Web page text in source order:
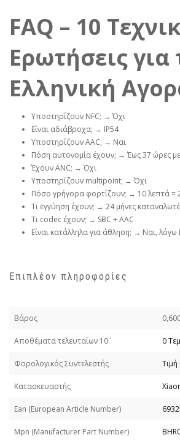
FAQ – 10
Ερωτήσεις για
Ελληνική
Υποστηρίζουν NFC; → Όχι
Είναι αδιάβροχα; → IP54
Υποστηρίζουν AAC; → Ναι
Πόση αυτονομία έχουν; → Έως 37 ώρες
Έχουν ANC; → Όχι
Υποστηρίζουν multipoint; → Όχι
Πόσο γρήγορα φορτίζουν; → 10 λεπτά =
Τι εγγύηση έχουν; → 24 μήνες
Τι codec έχουν; → SBC + AAC
Είναι κατάλληλα για άθληση; → Ναι, λόγω
Επιπλέον πληροφορίες
Βάρος
Απoθέματα τελευταίων 10΄ 0
Φορολογικός Συντελεστής
Κατασκευαστής
Εan (European Article Number)
Mpn (Manufacturer Part Number)